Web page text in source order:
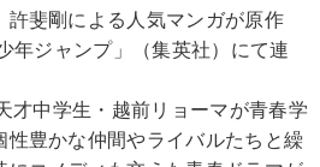
許斐剛による人気マンガが原作
年ジャンプ」（集英社）にて連
才中学生・越前リョーマが青春学
性豊かな仲間やライバルたちと繰